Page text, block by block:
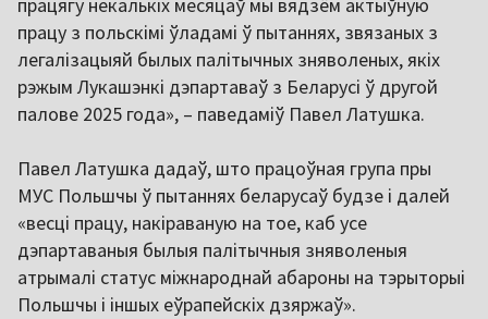
працягу некалькіх месяцаў мы вядзём актыўную
працу з польскімі ўладамі ў пытаннях, звязаных з
легалізацыяй былых палітычных зняволеных, якіх
рэжым Лукашэнкі дэпартаваў з Беларусі ў другой
палове 2025 года», – паведаміў Павел Латушка.
Павел Латушка дадаў, што працоўная група пры
МУС Польшчы ў пытаннях беларусаў будзе і далей
«весці працу, накіраваную на тое, каб усе
дэпартаваныя былыя палітычныя зняволеныя
атрымалі статус міжнароднай абароны на тэрыторыі
Польшчы і іншых еўрапейскіх дзяржаў».